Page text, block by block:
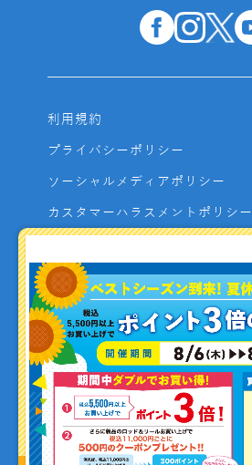
利用規約
プライバシーポリシー
ソーシャルメディアポリシー
カスタマーハラスメントポリシー
よくあるご質問
お問い合わせ
利用者資金の保全方法